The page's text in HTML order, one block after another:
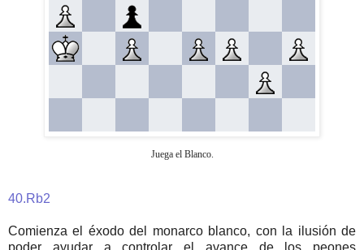
Juega el Blanco.
40.Rb2
Comienza el éxodo del monarco blanco, con la ilusión de